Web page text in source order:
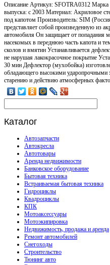
Описание Артикул: SFOTRA0312
выпуска: с 2003 Материал: Акриловое
под капотом Производитель: SIM
представляет собой произведенную из
автомобиля Он защищает от попадания
насекомых в переднюю часть капота и
сколов и вмятин Устанавливается
не нарушая лакокрасочное покрытие
30 мин Дефлектор (мухобойка)
обладающего высокими ударопрочными
старению и действию атмосферных
Каталог
Автозапчасти
Автокресла
Автотовары
Аренда недвижимости
Банковское оборудование
Бытовая техника
Встраиваемая бытовая техника
Гидроциклы
Квадроциклы
КПК
Мотоаксессуары
Мотоэкипировка
Недвижимость, продажа и аренда
Ремонт автомобилей
Снегоходы
Строительство
Тюнинг авто